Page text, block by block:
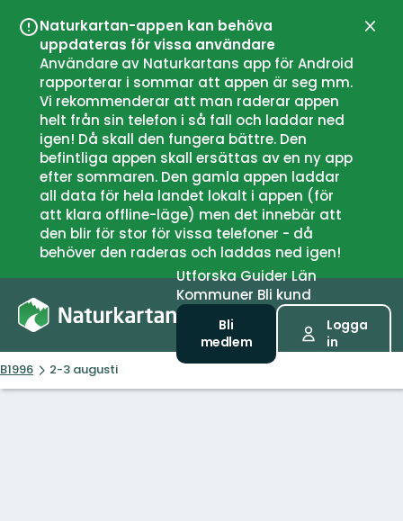
Naturkartan-appen kan behöva
uppdateras för vissa användare
Användare av Naturkartans app för Android
rapporterar i sommar att appen är seg mm.
Vi rekommenderar att man raderar appen
helt från sin telefon i så fall och laddar ned
igen! Då skall den fungera bättre. Den
befintliga appen skall ersättas av en ny app
efter sommaren. Den gamla appen laddar
all data för hela landet lokalt i appen (för
att klara offline-läge) men det innebär att
den blir för stor för vissa telefoner - då
behöver den raderas och laddas ned igen!
UtforskaGuiderLän
Kommuner Bli kund
Bli
medlem
Logga
in
B1996 2-3 augusti